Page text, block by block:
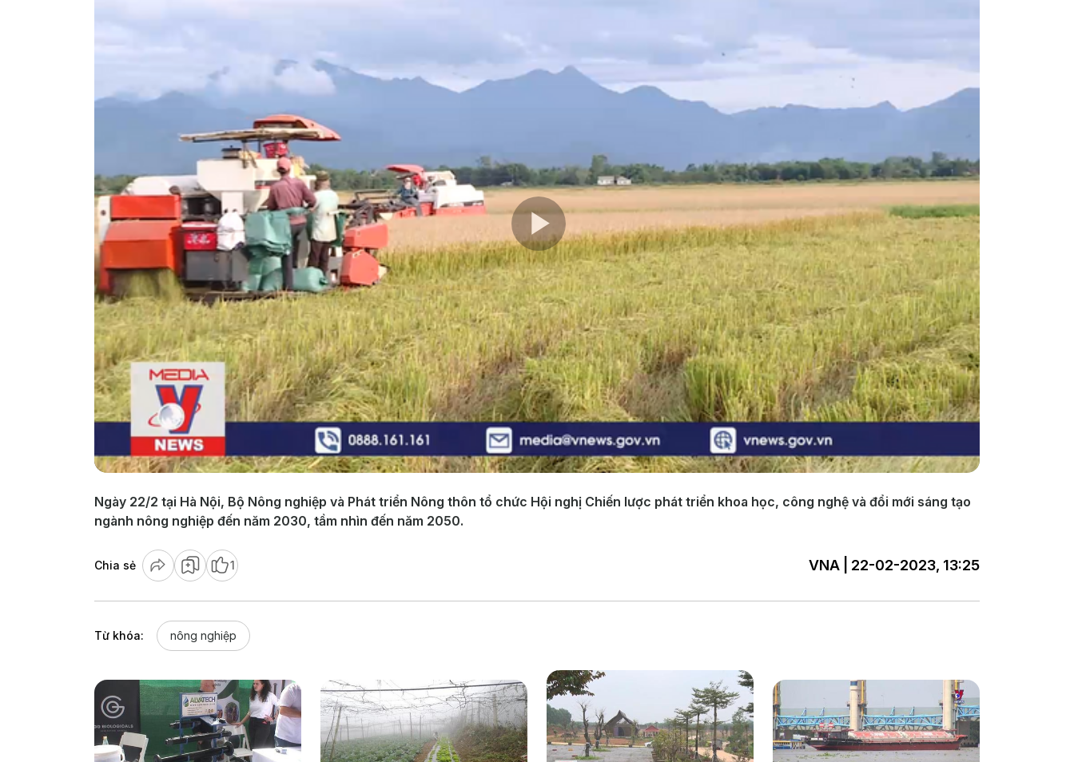
Play
Video
Ngày 22/2 tại Hà Nội, Bộ Nông nghiệp và Phát triển Nông thôn tổ chức Hội nghị Chiến lược phát triển khoa học, công nghệ và đổi mới sáng tạo
ngành nông nghiệp đến năm 2030, tầm nhìn đến năm 2050.
Chia sẻ 1 VNA | 22-02-2023, 13:25
Từ khóa: nông nghiệp